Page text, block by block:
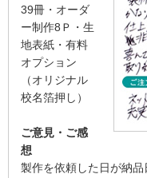
39冊・オーダ
ー制作8Ｐ・生
地表紙・有料
オプション
（オリジナル
校名箔押し）
ご意見・ご感
想
製作を依頼した日が納